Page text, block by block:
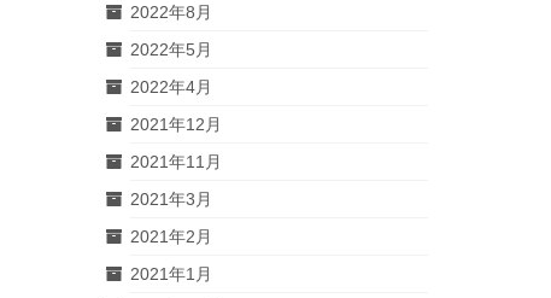
2022年8月
2022年5月
2022年4月
2021年12月
2021年11月
2021年3月
2021年2月
2021年1月